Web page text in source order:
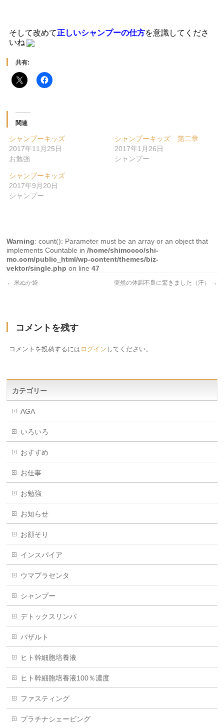
そして改めて正しいシャンプーの仕方を意識してくださ
いね
共有:
関連
シャンプーキッズ
2017年11月25日
お勉強
シャンプーキッズ 第二章
2017年1月26日
シャンプー
シャンプーキッズ
2017年9月20日
シャンプー
Warning: count(): Parameter must be an array or an object that
implements Countable in/home/shimocco/shi-
mo.com/public_html/wp-content/themes/biz-
vektor/single.php on line47
← 米ぬか袋 突然の体調不良に驚きました（汗） →
コメントを残す
コメントを投稿するには ログイン してください。
カテゴリー
AGA
いろいろ
おすすめ
お仕事
お勉強
お知らせ
お顔そり
インスパイア
ウマプラセンタ
シャンプー
デトックスリンパ
バザルト
ヒト幹細胞培養液
ヒト幹細胞培養液100％濃度
ファスティング
プラチナシェービング